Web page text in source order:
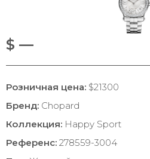
$ —
Розничная цена: $21300
Бренд: Chopard
Коллекция: Happy Sport
Референс: 278559-3004